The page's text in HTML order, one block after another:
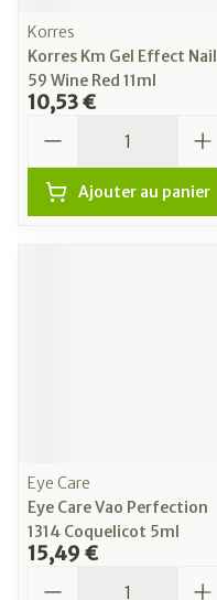
Korres
Korres Km Gel Effect Nail
59 Wine Red 11ml
10,53 €
Ajouter au panier
Eye Care
Eye Care Vao Perfection
1314 Coquelicot 5ml
15,49 €